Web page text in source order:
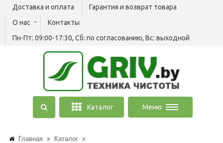
Доставка и оплата
Гарантия и возврат товара
О нас
Контакты
Пн-Пт: 09:00-17:30, Сб: по согласованию, Вс: выходной
Каталог Меню
Главная
Каталог